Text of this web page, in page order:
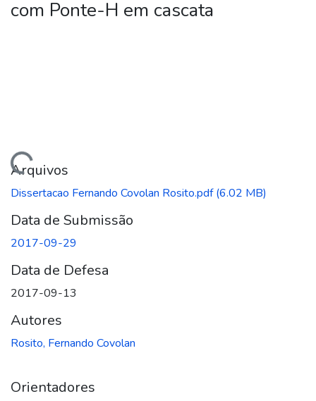
com Ponte-H em cascata
Arquivos
Dissertacao Fernando Covolan Rosito.pdf(6.02 MB)
Data de Submissão
2017-09-29
Data de Defesa
2017-09-13
Autores
Rosito, Fernando Covolan
Orientadores